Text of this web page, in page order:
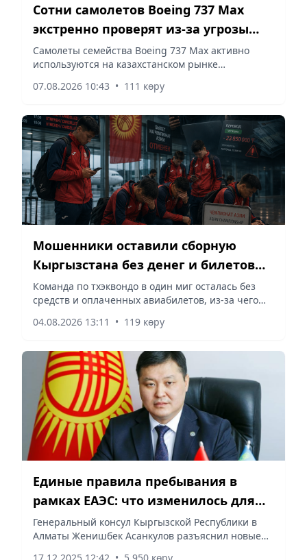
Сотни самолетов Boeing 737 Max
экстренно проверят из-за угрозы
трещин
Самолеты семейства Boeing 737 Max активно
используются на казахстанском рынке
загруженных маршрутах страны, связывающих
vapress.kz.
07.08.2026 10:43 • 111 көру
Мошенники оставили сборную
Кыргызстана без денег и билетов
накануне чемпионата Азии
Команда по тхэквондо в один миг осталась без
средств и оплаченных авиабилетов, из-за чего
страны и всех неравнодушных, – сообщает
04.08.2026 13:11 • 119 көру
Единые правила пребывания в
рамках ЕАЭС: что изменилось для
граждан Кыргызстана и Казахстана
Генеральный консул Кыргызской Республики в
Алматы Женишбек Асанкулов разъяснил новые